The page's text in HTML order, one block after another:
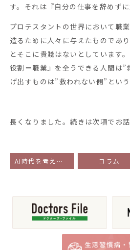
す。それは『自分の仕事を辞めずに
プロテスタントの世界において職
造るために人々に与えたものであ
とそこに貴賤はないとしています
役割＝職業』を全うできる人間は”
げ出すものは”救われない側”という
長くなりました。続きは次項でお話
AI時代を考える③ ～”労働の認識”の歴史 その１～ コラム